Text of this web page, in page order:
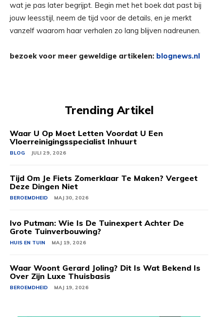
wat je pas later begrijpt. Begin met het boek dat past bij
jouw leesstijl, neem de tijd voor de details, en je merkt
vanzelf waarom haar verhalen zo lang blijven nadreunen.
bezoek voor meer geweldige artikelen: blognews.nl
Trending Artikel
Waar U Op Moet Letten Voordat U Een
Vloerreinigingsspecialist Inhuurt
BLOG JULI 29, 2026
Tijd Om Je Fiets Zomerklaar Te Maken? Vergeet
Deze Dingen Niet
BEROEMDHEID MAJ 30, 2026
Ivo Putman: Wie Is De Tuinexpert Achter De
Grote Tuinverbouwing?
HUIS EN TUIN MAJ 19, 2026
Waar Woont Gerard Joling? Dit Is Wat Bekend Is
Over Zijn Luxe Thuisbasis
BEROEMDHEID MAJ 19, 2026